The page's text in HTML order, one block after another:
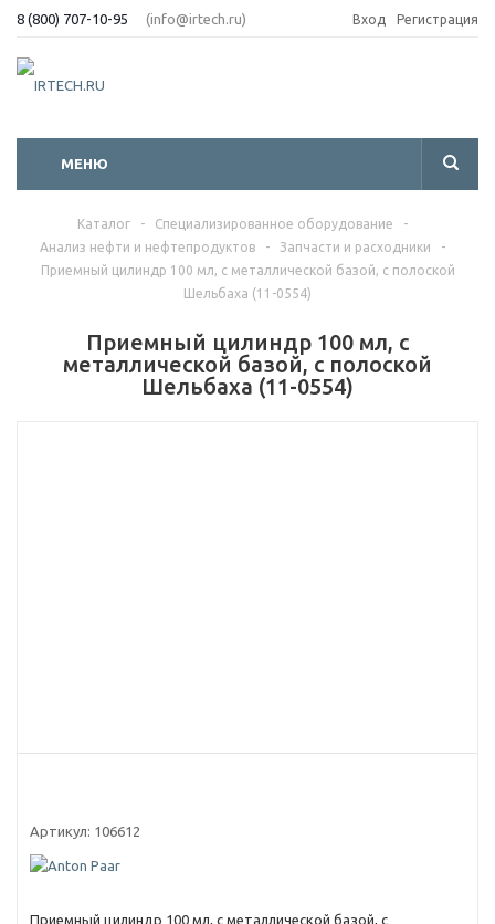
8 (800) 707-10-95 (info@irtech.ru) Вход Регистрация
МЕНЮ
Каталог - Специализированное оборудование
-
Анализ нефти и нефтепродуктов
- Запчасти и расходники
-
Приемный цилиндр 100 мл, с металлической базой, с полоской
Шельбаха (11-0554)
Приемный цилиндр 100 мл, с
металлической базой, с полоской
Шельбаха (11-0554)
Артикул: 106612
Приемный цилиндр 100 мл, с металлической базой, с